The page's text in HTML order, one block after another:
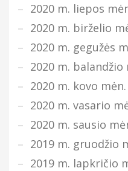
2020 m. liepos
2020 m. birželio
2020 m. gegužės
2020 m. balandžio
2020 m. kovo mėn.
2020 m. vasario
2020 m. sausio
2019 m. gruodžio
2019 m. lapkričio